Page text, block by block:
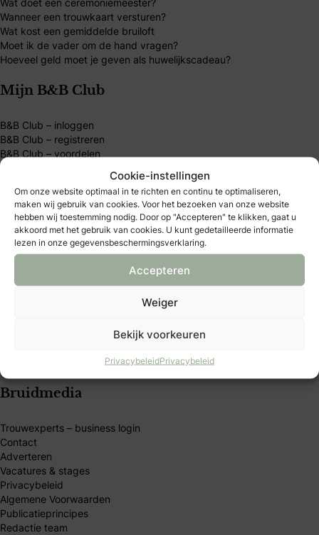
Cookie-instellingen
Om onze website optimaal in te richten en continu te optimaliseren,
maken wij gebruik van cookies. Voor het bezoeken van onze website
hebben wij toestemming nodig. Door op "Accepteren" te klikken, gaat u
akkoord met het gebruik van cookies. U kunt gedetailleerde informatie
lezen in onze gegevensbeschermingsverklaring.
Accepteren
Weiger
Bekijk voorkeuren
PrivacybeleidPrivacybeleid
Wanneer een trouwkaart versturen?
Wat kost een gemiddelde bruiloft
Moet ik de vader om de hand vragen?
Hoeveel geld moet je geven als huwelijkscadeau?
Mijn B&B Club
B&B Club – inloggen
B&B Club – registreren
B&B Club – voordelen
B&B Club – voorwaarden
Over Bruid & Bruidegom
Al 40 jaar dé plek voor bruidsparen die hun trouwdag
persoonlijk willen maken. Vind inspiratie, tips en
betrouwbare trouwexperts op één platform. Word B&B
Club-member en ontdek exclusieve voordelen, kortingen
Bruidmedia
Trouwexperts – business login
Contact
Adverteren
Vacatures & stages
Privacybeleid
Algemene Voorwaarden
Publicatieprincipes
Redactie team